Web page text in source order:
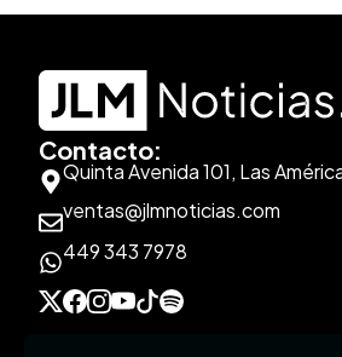
Contacto:
Quinta Avenida 101, Las
ventas@jlmnoticias.com
449 343 7978